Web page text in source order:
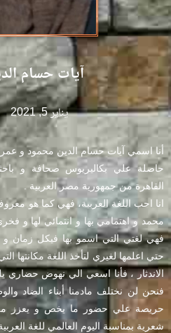
آيات حسام
يناير 5, 2021
أنا اسمي آيات حسام الدين محمود و
‏حاصلة علي بكاليريوس صحافة و
القاهرة من جمهورية مصر العربية .
انا احب اللغة العربية، فهي كما هو
محمد و اهتمامي بها و انتمائي لها و
فهي لغتي التي اسمو بها فيكل زمان و
حتي اعلمها لغيري لتأخذ اللغة مكانتها
الاندثار ، فأنا اسعي الي نهوض حضاري
فنحن لن نختلف مادمنا أبناء الضاد
حريصة علي حضور ما يخص و يعزز
شعرية بمناسبة اليوم العالمي للغة